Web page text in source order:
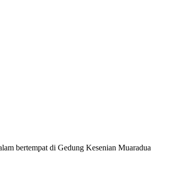
bertempat di Gedung Kesenian Muaradua